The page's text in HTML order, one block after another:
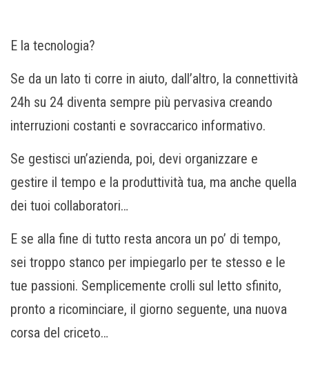
E la tecnologia?
Se da un lato ti corre in aiuto, dall’altro, la connettività
24h su 24 diventa sempre più pervasiva creando
interruzioni costanti e sovraccarico informativo.
Se gestisci un’azienda, poi, devi organizzare e
gestire il tempo e la produttività tua, ma anche quella
dei tuoi collaboratori…
E se alla fine di tutto resta ancora un po’ di tempo,
sei troppo stanco per impiegarlo per te stesso e le
tue passioni. Semplicemente crolli sul letto sfinito,
pronto a ricominciare, il giorno seguente, una nuova
corsa del criceto…